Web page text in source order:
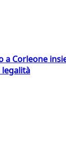
a Corleone
legalità